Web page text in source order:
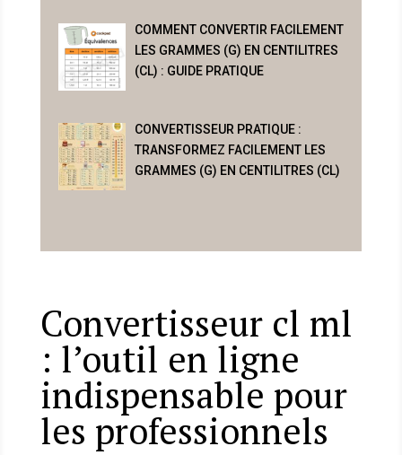
COMMENT CONVERTIR FACILEMENT
LES GRAMMES (G) EN CENTILITRES
(CL) : GUIDE PRATIQUE
CONVERTISSEUR PRATIQUE :
TRANSFORMEZ FACILEMENT LES
GRAMMES (G) EN CENTILITRES (CL)
Convertisseur cl ml
: l’outil en ligne
indispensable pour
les professionnels